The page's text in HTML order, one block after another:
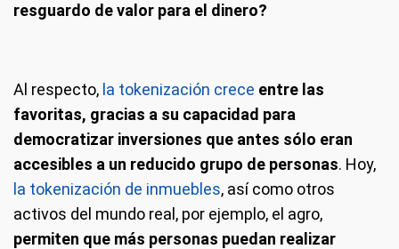
resguardo de valor para el dinero?
Al respecto, la tokenización crece entre las
favoritas, gracias a su capacidad para
democratizar inversiones que antes sólo eran
accesibles a un reducido grupo de personas. Hoy,
la tokenización de inmuebles, así como otros
activos del mundo real, por ejemplo, el agro,
permiten que más personas puedan realizar